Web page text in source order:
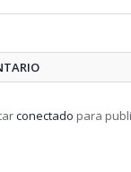
conectado para